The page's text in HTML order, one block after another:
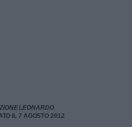
LEONARDO
IL 7 AGOSTO 2012